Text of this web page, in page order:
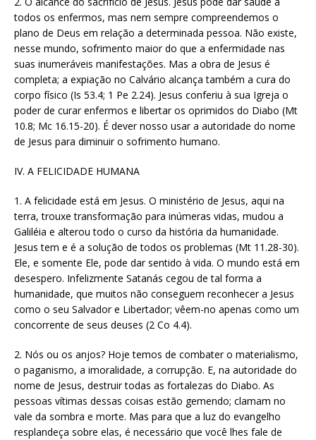
todos os enfermos, mas nem sempre compreendemos o
plano de Deus em relação a determinada pessoa. Não existe,
nesse mundo, sofrimento maior do que a enfermidade nas
suas inumeráveis manifestações. Mas a obra de Jesus é
completa; a expiação no Calvário alcança também a cura do
corpo físico (Is 53.4; 1 Pe 2.24). Jesus conferiu à sua Igreja o
poder de curar enfermos e libertar os oprimidos do Diabo (Mt
10.8; Mc 16.15-20). É dever nosso usar a autoridade do nome
de Jesus para diminuir o sofrimento humano.
IV. A FELICIDADE HUMANA
1. A felicidade está em Jesus. O ministério de Jesus, aqui na
terra, trouxe transformação para inúmeras vidas, mudou a
Galiléia e alterou todo o curso da história da humanidade.
Jesus tem e é a solução de todos os problemas (Mt 11.28-30).
Ele, e somente Ele, pode dar sentido à vida. O mundo está em
desespero. Infelizmente Satanás cegou de tal forma a
humanidade, que muitos não conseguem reconhecer a Jesus
como o seu Salvador e Libertador; vêem-no apenas como um
concorrente de seus deuses (2 Co 4.4).
2. Nós ou os anjos? Hoje temos de combater o materialismo,
o paganismo, a imoralidade, a corrupção. E, na autoridade do
nome de Jesus, destruir todas as fortalezas do Diabo. As
pessoas vítimas dessas coisas estão gemendo; clamam no
vale da sombra e morte. Mas para que a luz do evangelho
resplandeça sobre elas, é necessário que você lhes fale de